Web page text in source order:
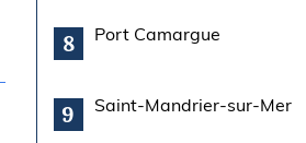
8 Port Camargue
9 Saint-Mandrier-sur-Mer